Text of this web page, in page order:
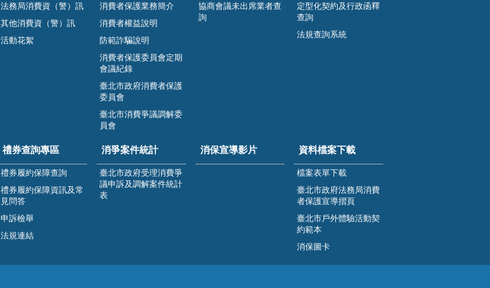
法務局消費資（警）訊
其他消費資（警）訊
活動花絮
消費者保護業務簡介
消費者權益說明
防範詐騙說明
消費者保護委員會定期
會議紀錄
臺北市政府消費者保護
委員會
臺北市消費爭議調解委
員會
協商會議未出席業者查
詢
定型化契約及行政函釋
查詢
法規查詢系統
禮券查詢專區
禮券履約保障查詢
禮券履約保障資訊及常
見問答
申訴檢舉
法規連結
消爭案件統計
臺北市政府受理消費爭
議申訴及調解案件統計
表
消保宣導影片 資料檔案下載
檔案表單下載
臺北市政府法務局消費
者保護宣導摺頁
臺北市戶外體驗活動契
約範本
消保圖卡